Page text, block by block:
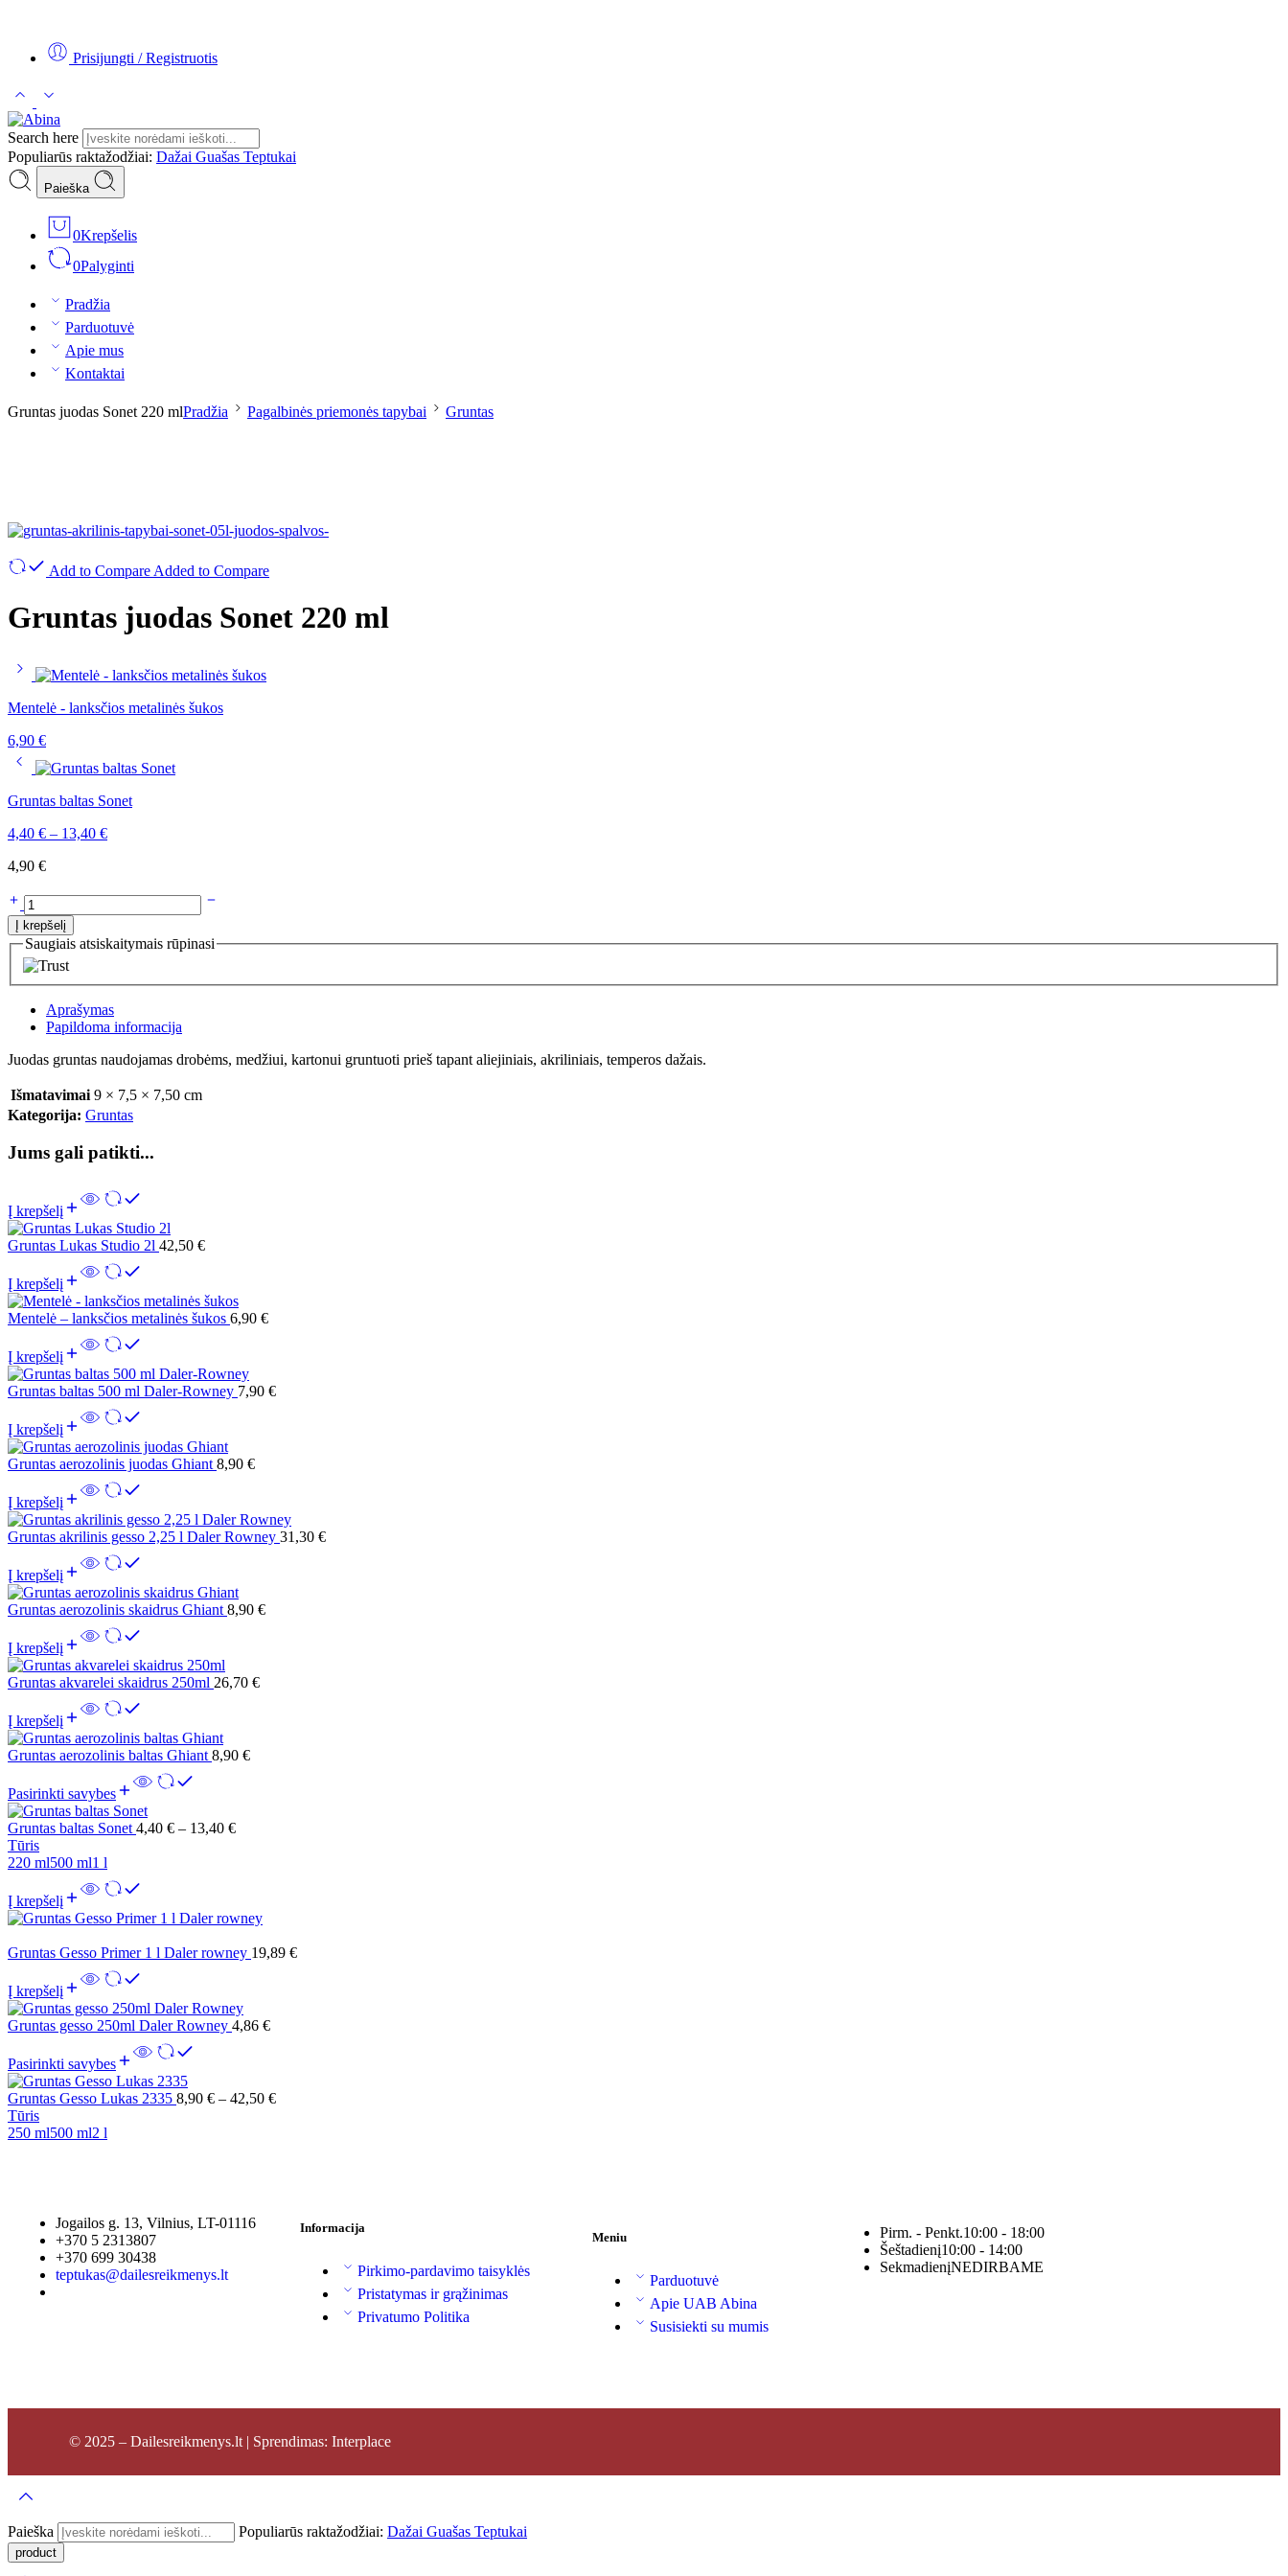
Prisijungti / Registruotis
Search here
Populiarūs raktažodžiai: Dažai Guašas Teptukai
Paieška
0Krepšelis
0Palyginti
Pradžia
Parduotuvė
Apie mus
Kontaktai
Gruntas juodas Sonet 220 mlPradžia Pagalbinės priemonės tapybai Gruntas
Add to Compare Added to Compare
Gruntas juodas Sonet 220 ml
Mentelė - lanksčios metalinės šukos
6,90 €
Gruntas baltas Sonet
4,40 € – 13,40 €
4,90 €
Į krepšelį
Saugiais atsiskaitymais rūpinasi
Aprašymas
Papildoma informacija
Juodas gruntas naudojamas drobėms, medžiui, kartonui gruntuoti prieš tapant aliejiniais, akriliniais, temperos dažais.
Išmatavimai 9 × 7,5 × 7,50 cm
Kategorija: Gruntas
Jums gali patikti...
Į krepšelį
Gruntas Lukas Studio 2l 42,50 €
Į krepšelį
Mentelė – lanksčios metalinės šukos 6,90 €
Į krepšelį
Gruntas baltas 500 ml Daler-Rowney 7,90 €
Į krepšelį
Gruntas aerozolinis juodas Ghiant 8,90 €
Į krepšelį
Gruntas akrilinis gesso 2,25 l Daler Rowney 31,30 €
Į krepšelį
Gruntas aerozolinis skaidrus Ghiant 8,90 €
Į krepšelį
Gruntas akvarelei skaidrus 250ml 26,70 €
Į krepšelį
Gruntas aerozolinis baltas Ghiant 8,90 €
Pasirinkti savybes
Gruntas baltas Sonet 4,40 € – 13,40 €
Tūris
220 ml500 ml1 l
Į krepšelį
Gruntas Gesso Primer 1 l Daler rowney 19,89 €
Į krepšelį
Gruntas gesso 250ml Daler Rowney 4,86 €
Pasirinkti savybes
Gruntas Gesso Lukas 2335 8,90 € – 42,50 €
Tūris
250 ml500 ml2 l
Jogailos g. 13, Vilnius, LT-01116
+370 5 2313807
+370 699 30438
teptukas@dailesreikmenys.lt
Informacija
Pirkimo-pardavimo taisyklės
Pristatymas ir grąžinimas
Privatumo Politika
Meniu
Parduotuvė
Apie UAB Abina
Susisiekti su mumis
Pirm. - Penkt.10:00 - 18:00
Šeštadienį10:00 - 14:00
SekmadienįNEDIRBAME
© 2025 – Dailesreikmenys.lt | Sprendimas: Interplace
Paieška Populiarūs raktažodžiai: Dažai Guašas Teptukai